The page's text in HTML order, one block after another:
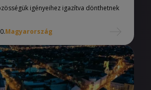
igényeihez igazítva dönthetnek
Magyarország